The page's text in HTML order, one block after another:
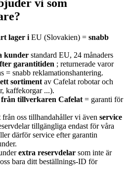
vi som
lager i EU (Slovakien) = snabb
kunder standard EU, 24 månaders
garantitiden ; returnerade varor
= snabb reklamationshantering.
sortiment av Cafelat robotar och
kaffekorgar ...).
tillverkaren Cafelat = garanti för
oss tillhandahåller vi även service
tillgängliga endast för våra
därför service efter garantin
extra reservdelar som inte är
bara ditt beställnings-ID för